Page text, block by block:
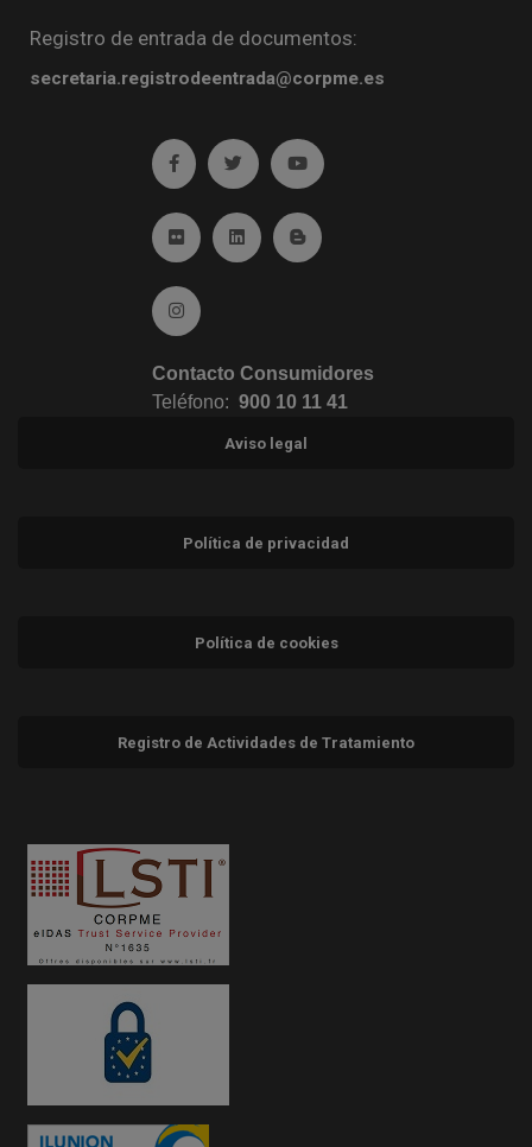
Registro de entrada de documentos:
secretaria.registrodeentrada@corpme.es
Ir a facebook (abre en ventana nueva)
Ir a twitter (abre en ventana nueva)
Ir a YouTube (abre en
Ir a Flickr (abre en ventana nueva)
Ir a Linkedin (abre en ventana nueva)
Ir al Blog (abre en ventana
Ir a Instagram (abre en ventana nueva)
Contacto Consumidores
Teléfono: 900 10 11 41
Aviso legal
Política de privacidad
Política de cookies
Registro de Actividades de Tratamiento